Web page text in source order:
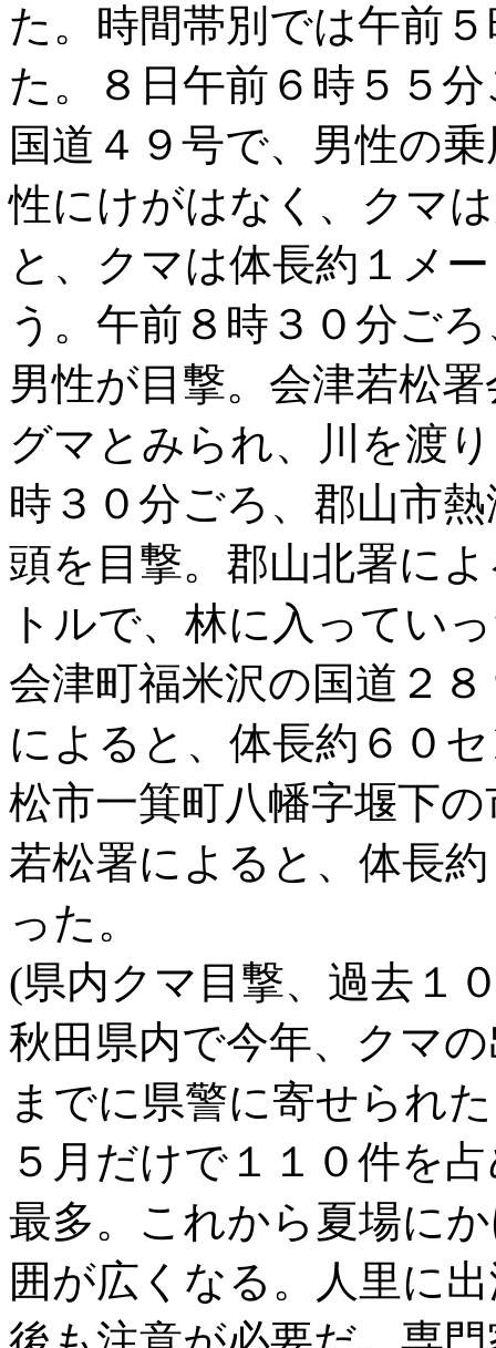
た。時間帯別では午前
た。８日午前６時５５
国道４９号で、男性の
性にけがはなく、クマ
と、クマは体長約１メ
う。午前８時３０分ご
男性が目撃。会津若松
グマとみられ、川を渡
時３０分ごろ、郡山市
頭を目撃。郡山北署に
トルで、林に入ってい
会津町福米沢の国道２
によると、体長約６０
松市一箕町八幡字堰下
若松署によると、体長
った。
(県内クマ目撃、過去１
秋田県内で今年、クマ
までに県警に寄せられ
５月だけで１１０件を
最多。これから夏場に
囲が広くなる。人里に